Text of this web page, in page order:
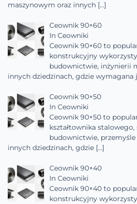
maszynowym oraz innych […]
Ceownik 90×60
In Ceowniki
Ceownik 90×60 to
konstrukcyjny
budownictwie, inżynierii
innych dziedzinach, gdzie wymagana
Ceownik 90×50
In Ceowniki
Ceownik 90×50 to
kształtownika
budownictwie,
innych dziedzinach, gdzie […]
Ceownik 90×40
In Ceowniki
Ceownik 90×40 to
konstrukcyjny